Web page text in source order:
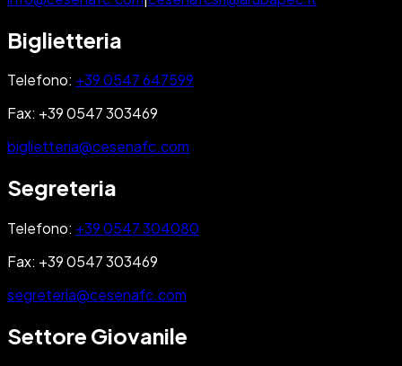
Biglietteria
Telefono: +39 0547 647599
Fax: +39 0547 303469
biglietteria@cesenafc.com
Segreteria
Telefono: +39 0547 304080
Fax: +39 0547 303469
segreteria@cesenafc.com
Settore Giovanile